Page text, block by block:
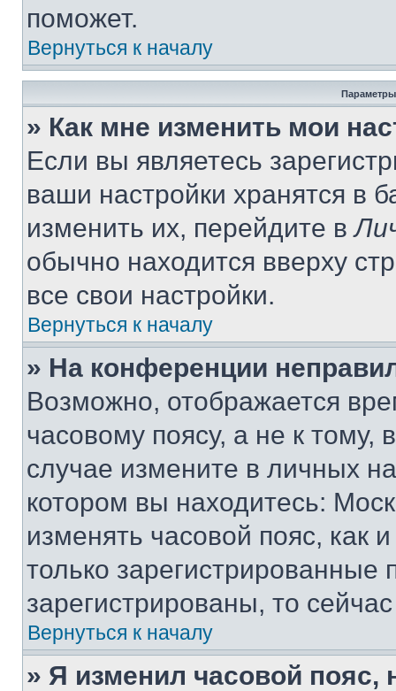
поможет.
Вернуться к началу
Параметры
» Как мне изменить мои
Если вы являетесь
ваши настройки хранятся в
изменить их, перейдите в
обычно находится вверху
все свои настройки.
Вернуться к началу
» На конференции
Возможно, отображается
часовому поясу, а не к тому,
случае измените в личных
котором вы находитесь:
изменять часовой пояс, как
только
зарегистрированы, то
Вернуться к началу
» Я изменил часовой пояс,